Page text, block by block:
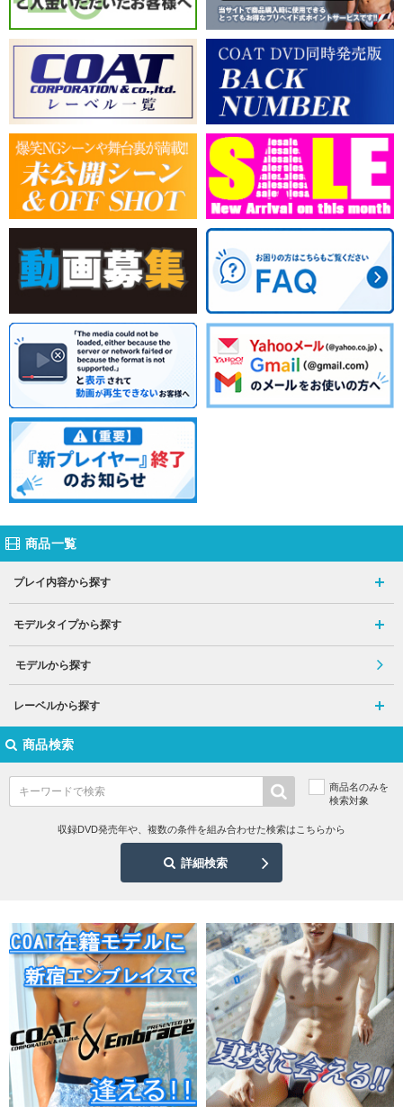
商品一覧
プレイ内容から探す
モデルタイプから探す
モデルから探す
レーベルから探す
商品検索
商品名のみを
検索対象
収録DVD発売年や、複数の条件を組み合わせた検索はこちらから
詳細検索